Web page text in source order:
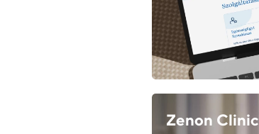
Zenon Clinic